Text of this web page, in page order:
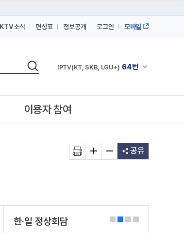
KTV소식 편성표 정보공개 로그인 모바일
검색 채널안내 펼쳐
IPTV(KT, SKB, LGU+) 64번
IPTV(KT, SKB, LGU+)
이용자 참여
공유
한·일 정상회담 0
1
2
3